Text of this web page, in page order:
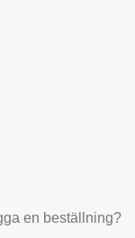
en beställning?